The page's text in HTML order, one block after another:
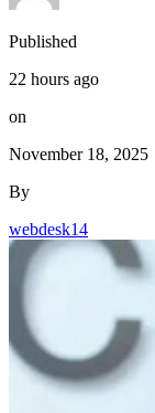
Published
22 hours ago
on
November 18, 2025
By
webdesk14